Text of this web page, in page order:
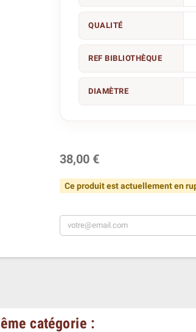
QUALITÉ
REF BIBLIOTHÈQUE
DIAMÈTRE
38,00 €
Ce produit est actuellement en
catégorie :